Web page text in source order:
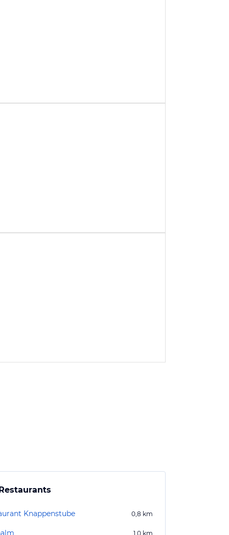
Knappenstube 0,8 km
1,0 km